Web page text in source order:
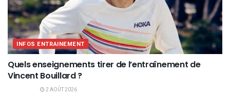
INFOS ENTRAINEMENT
Quels enseignements tirer de l’entraînement de
Vincent Bouillard ?
2 AOÛT 2026